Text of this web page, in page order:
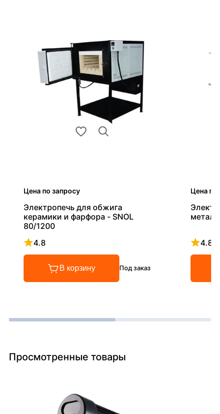
Цена по запросу
Электропечь для обжига
керамики и фарфора - SNOL
80/1200
4.8
Рейтинг 4.8 из 5
В корзину Под заказ
Цена по
4.8
Просмотренные товары